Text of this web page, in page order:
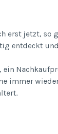
erst jetzt, so
entdeckt
ein
immer